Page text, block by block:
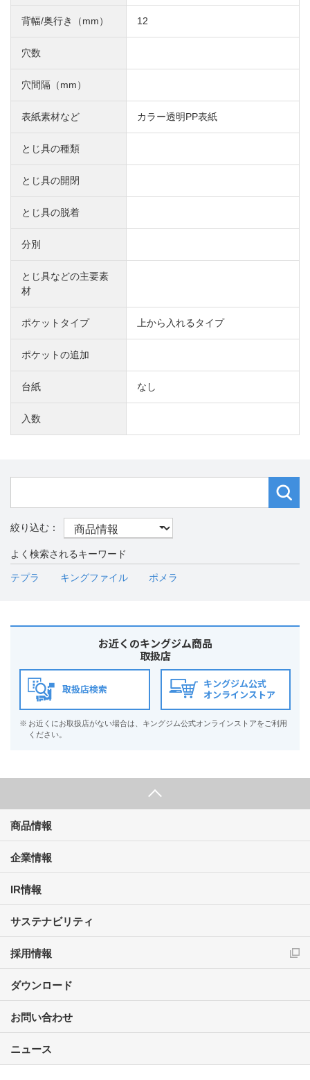
背幅/奥行き（mm） 12
穴数
穴間隔（mm）
表紙素材など カラー透明PP表紙
とじ具の種類
とじ具の開閉
とじ具の脱着
分別
とじ具などの主要素
材
ポケットタイプ 上から入れるタイプ
ポケットの追加
台紙 なし
入数
よく検索されるキーワード
テプラ キングファイル ポメラ
お近くのキングジム商品
取扱店
取扱店検索
キングジム公式
オンラインストア
※ お近くにお取扱店がない場合は、キングジム公式オンラインストアをご利用
ください。
商品情報
企業情報
IR情報
サステナビリティ
採用情報
ダウンロード
お問い合わせ
ニュース